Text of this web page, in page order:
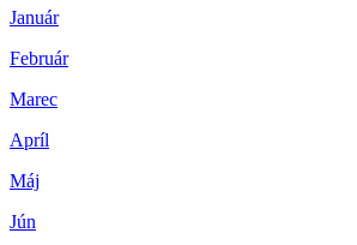
Január
Február
Marec
Apríl
Máj
Jún